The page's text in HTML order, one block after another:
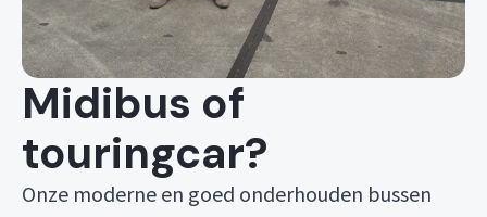
Midibus of
touringcar?
Onze moderne en goed onderhouden bussen